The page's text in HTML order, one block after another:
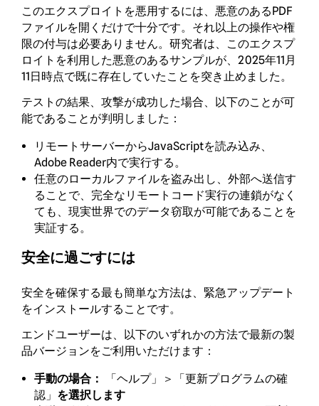
このエクスプロイトを悪用するには、悪意のあるPDF
ファイルを開くだけで十分です。それ以上の操作や権
限の付与は必要ありません。研究者は、このエクスプ
ロイトを利用した悪意のあるサンプルが、2025年11月
11日時点で既に存在していたことを突き止めました。
テストの結果、攻撃が成功した場合、以下のことが可
能であることが判明しました：
リモートサーバーからJavaScriptを読み込み、
Adobe Reader内で実行する。
任意のローカルファイルを盗み出し、外部へ送信す
ることで、完全なリモートコード実行の連鎖がなく
ても、現実世界でのデータ窃取が可能であることを
実証する。
安全に過ごすには
安全を確保する最も簡単な方法は、緊急アップデート
をインストールすることです。
エンドユーザーは、以下のいずれかの方法で最新の製
品バージョンをご利用いただけます：
手動の場合：
「ヘルプ」＞「更新プログラムの確
認」 を選択します